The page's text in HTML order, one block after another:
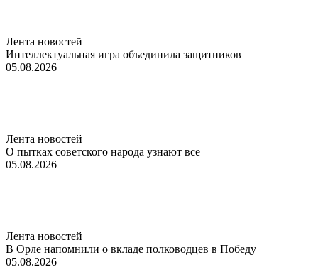
Лента новостей
Интеллектуальная игра объединила защитников
05.08.2026
Лента новостей
О пытках советского народа узнают все
05.08.2026
Лента новостей
В Орле напомнили о вкладе полководцев в Победу
05.08.2026